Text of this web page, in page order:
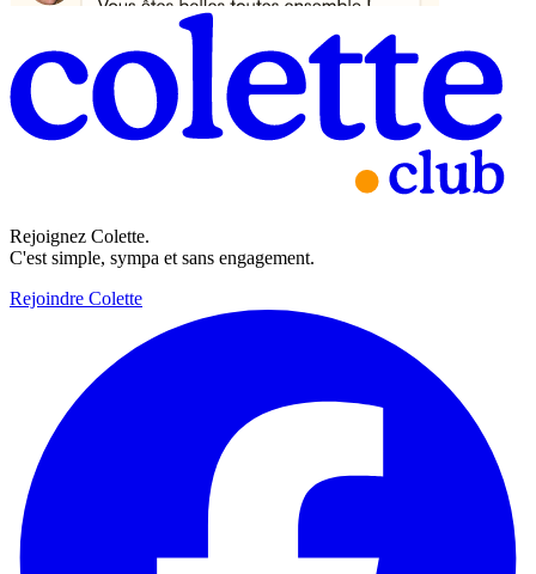
Rejoignez Colette.
C'est simple, sympa et sans engagement.
Rejoindre Colette